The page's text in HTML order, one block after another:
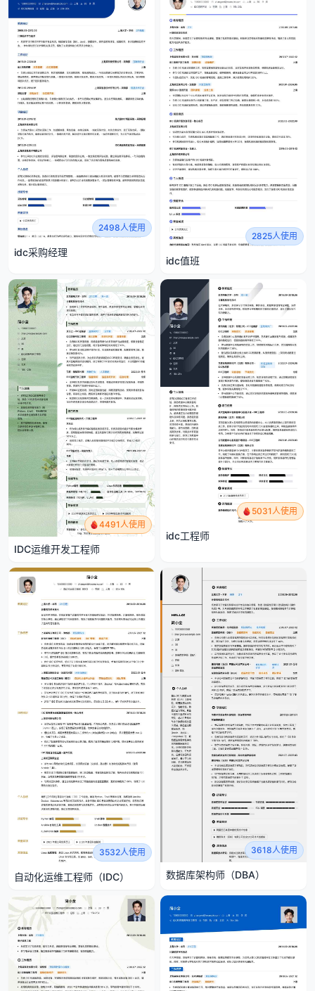
2498人使用
idc采购经理
2825人使用
idc值班
4491人使用
IDC运维开发工程师
5031人使用
idc工程师
3532人使用
自动化运维工程师（IDC）
3618人使用
数据库架构师（DBA）